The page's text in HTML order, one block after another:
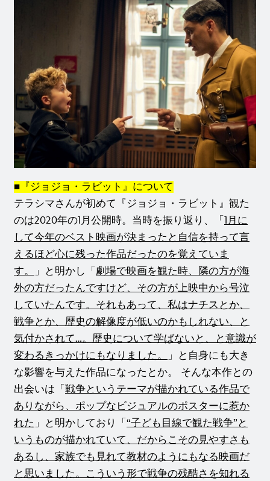
■『ジョジョ・ラビット』について
テラシマさんが初めて『ジョジョ・ラビット』観た
のは2020年の1月公開時。当時を振り返り、「 1月に
して今年のベスト映画が決まったと自信を持って言
えるほど心に残った作品だったのを覚えていま
す。
」と明かし「 劇場で映画を観た時、隣の方が海
外の方だったんですけど、その方が上映中から号泣
していたんです。それもあって、私はナチスとか、
戦争とか、歴史の解像度が低いのかもしれない、と
気付かされて…。歴史について学ばないと、と意識が
変わるきっかけにもなりました。
」と自身にも大き
な影響を与えた作品になったとか。
そんな本作との
出会いは「 戦争というテーマが描かれている作品で
ありながら、ポップなビジュアルのポスターに惹か
れた 」と明かしており「 “子ども目線で観た戦争”と
いうものが描かれていて、だからこその見やすさも
あるし、家族でも見れて教材のようにもなる映画だ
と思いました。こういう形で戦争の残酷さを知れる